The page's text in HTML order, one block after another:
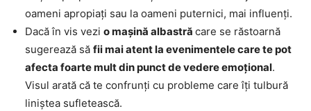
oameni apropiați sau la oameni puternici, mai influenți.
Dacă în vis vezi o mașină albastră care se răstoarnă
sugerează să fii mai atent la evenimentele care te pot
afecta foarte mult din punct de vedere emoțional.
Visul arată că te confrunți cu probleme care îți tulbură
liniștea sufletească.